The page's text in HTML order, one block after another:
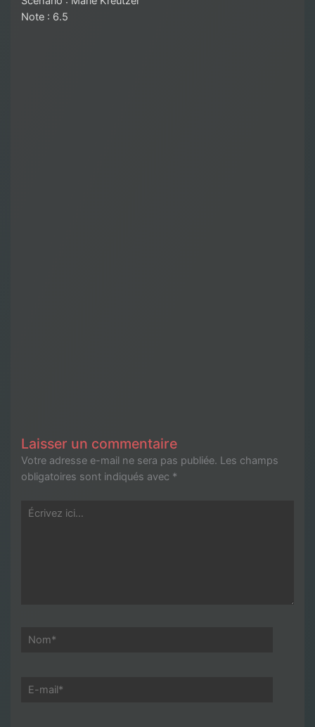
Note : 6.5
Laisser un commentaire
Votre adresse e-mail ne sera pas publiée. Les champs
obligatoires sont indiqués avec *
Écrivez
Nom*
E-